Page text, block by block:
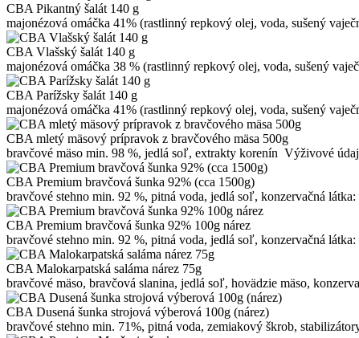
CBA Pikantný šalát 140 g
majonézová omáčka 41% (rastlinný repkový olej, voda, sušený
CBA Vlašský šalát 140 g
majonézová omáčka 38 % (rastlinný repkový olej, voda, sušený
CBA Parížsky šalát 140 g
majonézová omáčka 41% (rastlinný repkový olej, voda, sušený
CBA mletý mäsový prípravok z bravčového mäsa 500g
bravčové mäso min. 98 %, jedlá soľ, extrakty korenín Výživové
CBA Premium bravčová šunka 92% (cca 1500g)
bravčové stehno min. 92 %, pitná voda, jedlá soľ, konzervačná
CBA Premium bravčová šunka 92% 100g nárez
bravčové stehno min. 92 %, pitná voda, jedlá soľ, konzervačná
CBA Malokarpatská saláma nárez 75g
bravčové mäso, bravčová slanina, jedlá soľ, hovädzie mäso,
CBA Dusená šunka strojová výberová 100g (nárez)
bravčové stehno min. 71%, pitná voda, zemiakový škrob,